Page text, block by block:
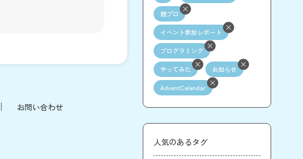
お問い合わせ
競プロ
イベント参加レポート
プログラミング
やってみた お知らせ
AdventCalendar
人気のあるタグ